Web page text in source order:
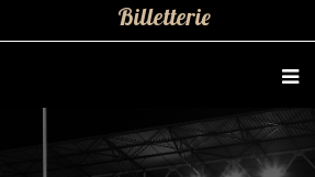
Billetterie